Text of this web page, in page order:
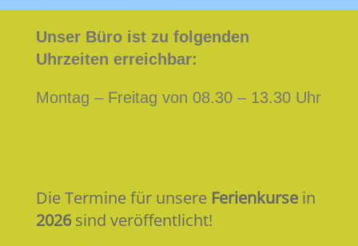
Unser Büro ist zu folgenden
Uhrzeiten erreichbar:
Montag – Freitag von 08.30 – 13.30 Uhr
Die Termine für unsere Ferienkursein
2026sind veröffentlicht!